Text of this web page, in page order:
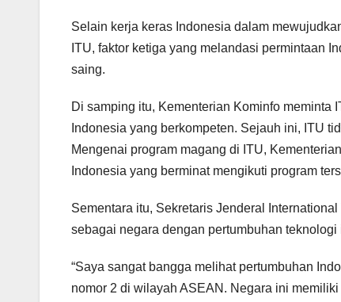
Selain kerja keras Indonesia dalam
ITU, faktor ketiga yang melandasi permintaan
saing.
Di samping itu, Kementerian Kominfo meminta
Indonesia yang berkompeten. Sejauh ini, ITU
Mengenai program magang di ITU,
Indonesia yang berminat mengikuti program
Sementara itu, Sekretaris Jenderal
sebagai negara dengan pertumbuhan
“Saya sangat bangga melihat pertumbuhan
nomor 2 di wilayah ASEAN. Negara ini